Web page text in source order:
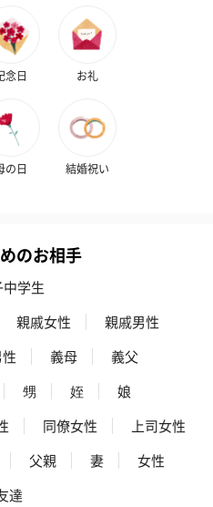
念日 お礼
の日 結婚祝い
のお相手
学生
親戚女性
親戚男性
義母
義父
甥 姪
娘
同僚女性
上司女性
父親 妻
女性
達